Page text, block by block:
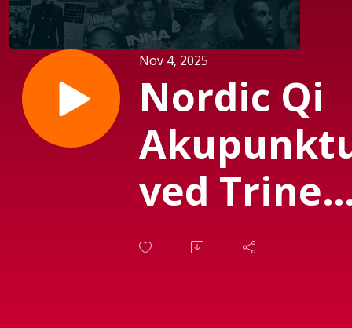
Nov 4, 2025
Nordic Qi
ved Trine
Sten